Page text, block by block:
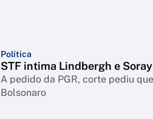
Política
STF intima Lindbergh e
A pedido da PGR, corte pediu
Bolsonaro